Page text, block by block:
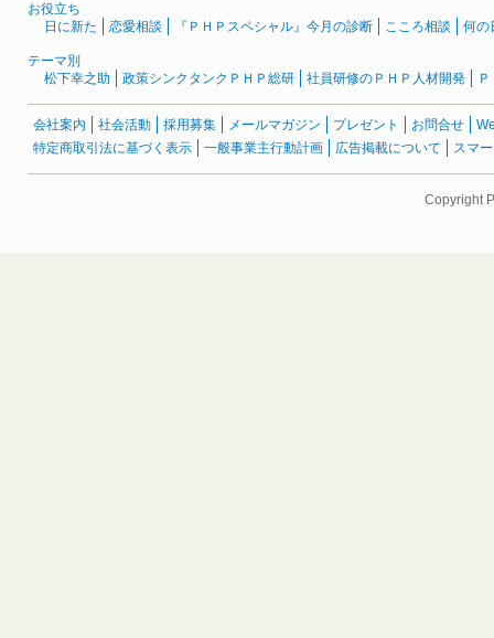
お役立ち
日に新た
恋愛相談 『ＰＨＰスペシャル』今月の診断 こころ相談 何の
テーマ別
松下幸之助
政策シンクタンクＰＨＰ総研 社員研修のＰＨＰ人材開発
会社案内 社会活動 採用募集 メールマガジン プレゼント お問合せ
特定商取引法に基づく表示
一般事業主行動計画 広告掲載について スマ
Copyright